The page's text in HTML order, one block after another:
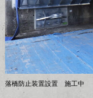
落橋防止装置設置 施工中